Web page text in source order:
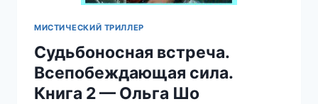
МИСТИЧЕСКИЙ ТРИЛЛЕР
Судьбоносная встреча.
Всепобеждающая сила.
Книга 2 — Ольга Шо